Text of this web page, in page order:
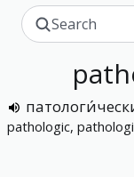
pathologic,